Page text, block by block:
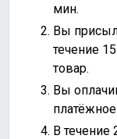
мин.
Вы
течение
товар.
Вы
В течение